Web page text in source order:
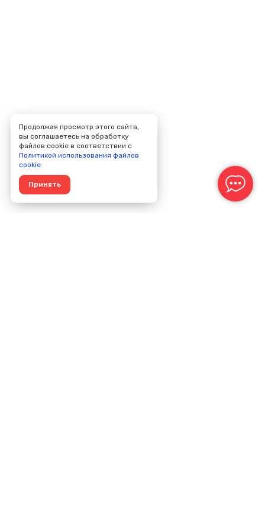
Продолжая просмотр этого сайта,
вы соглашаетесь на обработку
файлов cookie в соответствии с
Политикой использования файлов
cookie
Принять